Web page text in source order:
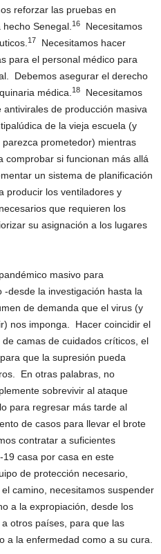
reforzar las pruebas en
Senegal. 16
Necesitamos
17
Necesitamos hacer
para el personal médico para
Debemos asegurar el derecho
médica. 18
Necesitamos
de producción masiva
de la vieja escuela (y
prometedor) mientras
comprobar si funcionan más allá
un sistema de planificación
producir los ventiladores y
que requieren los
su asignación a los lugares
masivo para
desde la investigación hasta la
de demanda que el virus (y
nos imponga. Hacer coincidir el
camas de cuidados críticos, el
que la supresión pueda
En otras palabras, no
sobrevivir al ataque
para regresar más tarde al
de casos para llevar el brote
contratar a suficientes
casa por casa en este
de protección necesario,
camino, necesitamos suspender
a la expropiación, desde los
otros países, para que las
a la enfermedad como a su cura.